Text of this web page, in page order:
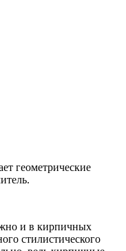
геометрические
и в кирпичных
стилистического